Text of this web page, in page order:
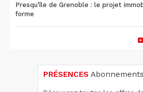
Presqu'île de Grenoble : le projet
forme
PRÉSENCES Abonnements